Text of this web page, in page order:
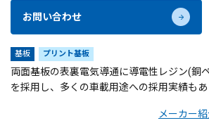
お問い合わせ
基板 プリント基板
両面基板の表裏電気導通に導電性レジン(銅
を採用し、多くの車載用途への採用実績もあ
メーカー